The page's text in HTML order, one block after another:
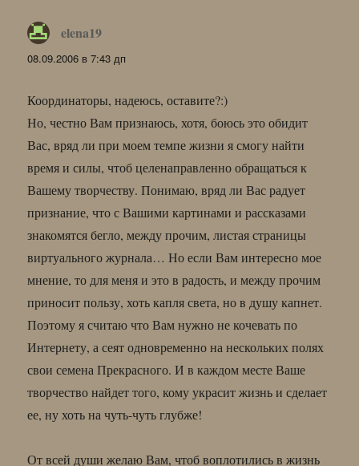
elena19
08.09.2006 в 7:43 дп
Координаторы, надеюсь, оставите?:)
Но, честно Вам признаюсь, хотя, боюсь это обидит
Вас, вряд ли при моем темпе жизни я смогу найти
время и силы, чтоб целенаправленно обращаться к
Вашему творчеству. Понимаю, вряд ли Вас радует
признание, что с Вашими картинами и рассказами
знакомятся бегло, между прочим, листая страницы
виртуального журнала… Но если Вам интересно мое
мнение, то для меня и это в радость, и между прочим
приносит пользу, хоть капля света, но в душу капнет.
Поэтому я считаю что Вам нужно не кочевать по
Интернету, а сеят одновременно на нескольких полях
свои семена Прекрасного. И в каждом месте Ваше
творчество найдет того, кому украсит жизнь и сделает
ее, ну хоть на чуть-чуть глубже!
От всей души желаю Вам, чтоб воплотились в жизнь